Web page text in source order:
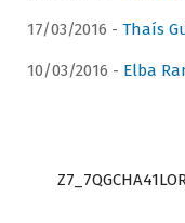
17/03/2016 - Thaís
10/03/2016 - Elba